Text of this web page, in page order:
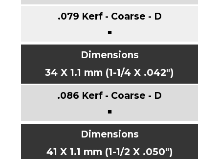
■
34 X 1.1 mm (1-1/4 X .042")
■
41 X 1.1 mm (1-1/2 X .050")